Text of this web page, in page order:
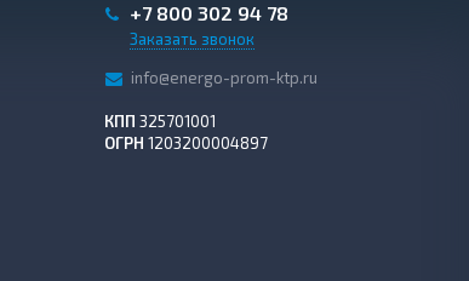
+7 800 302 94 78
Заказать звонок
info@energo-prom-ktp.ru
КПП 325701001
ОГРН 1203200004897